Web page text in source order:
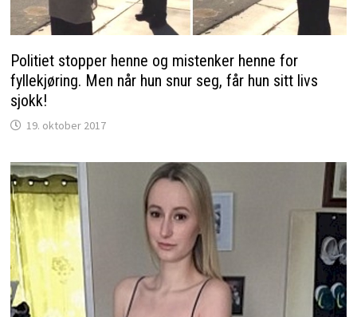
Politiet stopper henne og mistenker henne for
fyllekjøring. Men når hun snur seg, får hun sitt livs
sjokk!
19. oktober 2017